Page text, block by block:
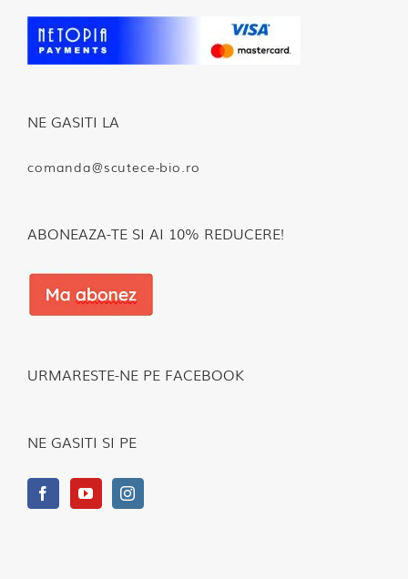
NE GASITI LA
comanda@scutece-bio.ro
ABONEAZA-TE SI AI 10% REDUCERE!
URMARESTE-NE PE FACEBOOK
NE GASITI SI PE